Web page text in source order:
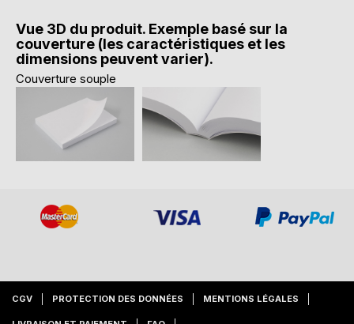
Vue 3D du produit. Exemple basé sur la
couverture (les caractéristiques et les
dimensions peuvent varier).
Couverture souple
CGV PROTECTION DES DONNÉES MENTIONS LÉGALES